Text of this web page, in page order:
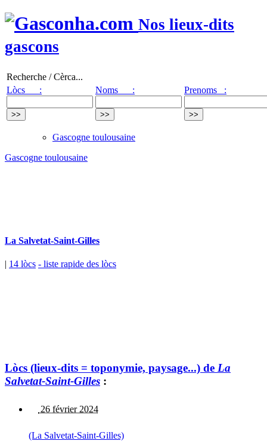
Nos lieux-dits
gascons
Recherche / Cèrca...
Lòcs :
Noms : Prenoms :
Gascogne toulousaine
Gascogne toulousaine
La Salvetat-Saint-Gilles
| 14 lòcs - liste rapide des lòcs
Lòcs (lieux-dits = toponymie, paysage...) de La
Salvetat-Saint-Gilles :
26 février 2024
(La Salvetat-Saint-Gilles)